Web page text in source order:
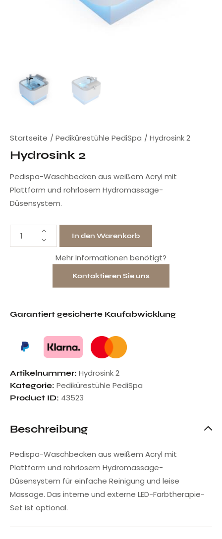
Startseite Pedikürestühle PediSpa Hydrosink 2
Hydrosink 2
Pedispa-Waschbecken aus weißem Acryl mit
Plattform und rohrlosem Hydromassage-
Düsensystem.
In den Warenkorb
Mehr Informationen benötigt?
Kontaktieren Sie uns
Garantiert gesicherte Kaufabwicklung
Artikelnummer: Hydrosink 2
Kategorie: Pedikürestühle PediSpa
Product ID: 43523
Beschreibung
Pedispa-Waschbecken aus weißem Acryl mit
Plattform und rohrlosem Hydromassage-
Düsensystem für einfache Reinigung und leise
Massage. Das interne und externe LED-Farbtherapie-
Set ist optional.